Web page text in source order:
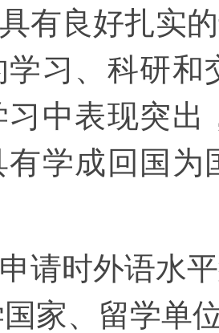
具有良好扎实
学习、科研和
习中表现突出
有学成回国为
申请时外语水
家、留学单